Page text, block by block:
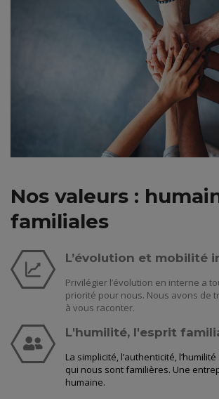
Nos valeurs :
familiales
L’évolution et mobilité
Privilégier l’évolution en interne a
priorité pour nous. Nous avons de
à vous raconter.
L'humilité, l'esprit
La simplicité, l’authenticité,
qui nous sont familières. Une
humaine.